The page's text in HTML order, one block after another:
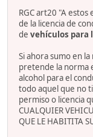
RGC art20 "A
de la licencia de
de vehículos para
Si ahora sumo en
pretende la norma
alcohol para el
todo aquel que no
permiso o licencia
CUALQUIER
QUE LE HABITITA